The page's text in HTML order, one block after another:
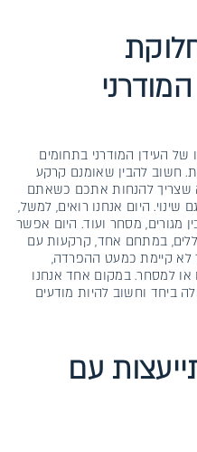
העידן המודרני בתחומים
חשוב להבין שאומנם קרקע
שצריך להנחות אתכם כשאתם
שינוי. היום אנחנו רואים, למשל,
מסחר ועוד. היום אפשר
במתחם אחד, קרקעות עם
לא קיימת כמעט ההפרדה,
או למסחר. במקום אחד אנחנו
ביחד וחשוב להיות מודעים
עם